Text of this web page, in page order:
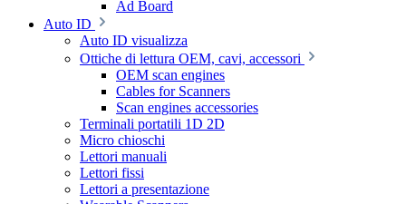
Ad Board
Auto ID
Auto ID visualizza
Ottiche di lettura OEM, cavi, accessori
OEM scan engines
Cables for Scanners
Scan engines accessories
Terminali portatili 1D 2D
Micro chioschi
Lettori manuali
Lettori fissi
Lettori a presentazione